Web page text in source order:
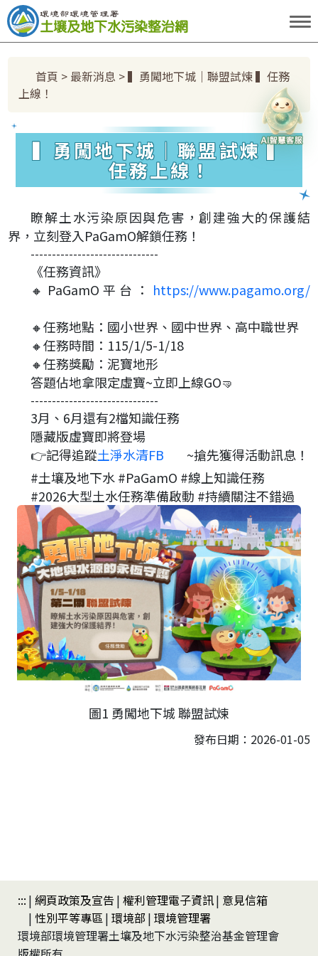
跳到主要內容區塊
首頁 > 最新消息 > ▍勇闖地下城｜聯盟試煉 ▍任務
上線！
▍勇闖地下城｜聯盟試煉 ▍
任務上線！
瞭解土水污染原因與危害，創建強大的保護結
界，立刻登入PaGamO解鎖任務！
------------------------------
《任務資訊》
🔸PaGamO平台： https://www.pagamo.org/
🔸任務地點：國小世界、國中世界、高中職世界
🔸任務時間：115/1/5-1/18
🔸任務獎勵：泥寶地形
答題佔地拿限定虛寶~立即上線GO🤜
------------------------------
3月、6月還有2檔知識任務
隱藏版虛寶即將登場
👉記得追蹤土淨水清FB
~搶先獲得活動訊息！
#土壤及地下水 #PaGamO #線上知識任務
#2026大型土水任務準備啟動 #持續關注不錯過
圖1 勇闖地下城 聯盟試煉
發布日期：2026-01-05
土水小天使
::: 網頁政策及宣告 權利管理電子資訊 意見信箱
性別平等專區 環境部 環境管理署
環境部環境管理署土壤及地下水污染整治基金管理會